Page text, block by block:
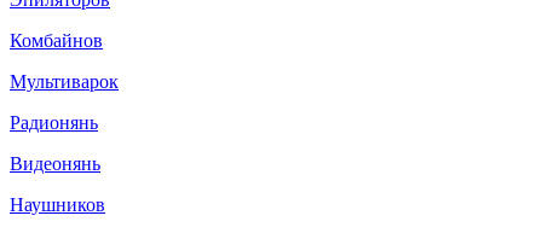
Комбайнов
Мультиварок
Радионянь
Видеонянь
Наушников